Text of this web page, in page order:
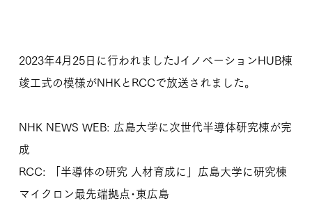
2023年4月25日に行われましたJイノベーションHUB棟
竣工式の模様がNHKとRCCで放送されました。
NHK NEWS WEB: 広島大学に次世代半導体研究棟が完
成
RCC: 「半導体の研究 人材育成に」広島大学に研究棟
マイクロン最先端拠点･東広島